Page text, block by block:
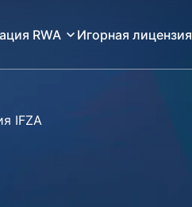
RWA Игорная лицензия
IFZA